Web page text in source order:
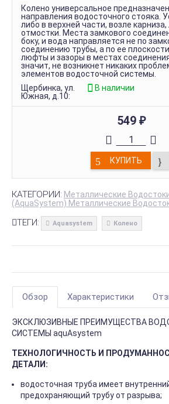
Колено универсальное
направления водосточного стояка.
либо в верхней части, возле
отмостки. Места замкового
боку, и вода направляется не по
соединению трубы, а по ее
люфты и зазоры в местах
значит, не возникнет никаких
элементов водосточной системы.
Щербинка, ул.
Южная, д.10:
В наличии
549 ₽
КУПИТЬ
КАТЕГОРИИ: Металлические
(AquaSystem) Металлические
ТЕГИ: Aquasystem Колено
Обзор Характеристики
ЭКСКЛЮЗИВНЫЕ ПРЕИМУЩЕСТВА
СИСТЕМЫ aquAsystem
ТЕХНОЛОГИЧНОСТЬ И
ДЕТАЛИ:
водосточная труба имеет
предохраняющий трубу от разрыва;